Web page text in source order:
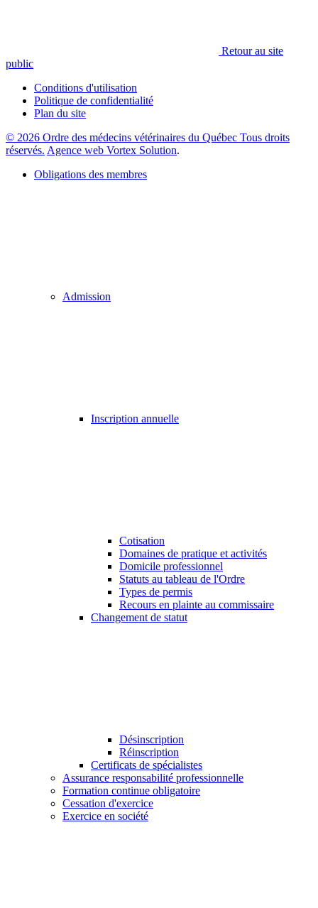
Retour au site
public
Conditions d'utilisation
Politique de confidentialité
Plan du site
© 2026 Ordre des médecins vétérinaires du Québec Tous droits
réservés. Agence web Vortex Solution.
Obligations des membres
Admission
Inscription annuelle
Cotisation
Domaines de pratique et activités
Domicile professionnel
Statuts au tableau de l'Ordre
Types de permis
Recours en plainte au commissaire
Changement de statut
Désinscription
Réinscription
Certificats de spécialistes
Assurance responsabilité professionnelle
Formation continue obligatoire
Cessation d'exercice
Exercice en société